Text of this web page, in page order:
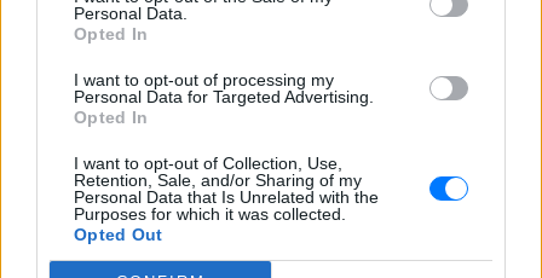
Personal Data.
Opted In
I want to opt-out of processing my
Personal Data for Targeted Advertising.
Opted In
I want to opt-out of Collection, Use,
Retention, Sale, and/or Sharing of my
Personal Data that Is Unrelated with the
Purposes for which it was collected.
Opted Out
και μάθετε πρώτοιτα πιο hot νέα
Εσύ μπήκες στο E-Daily.gr; Τα νέα της ημέρας
και ότι σου κάνει κλικ!